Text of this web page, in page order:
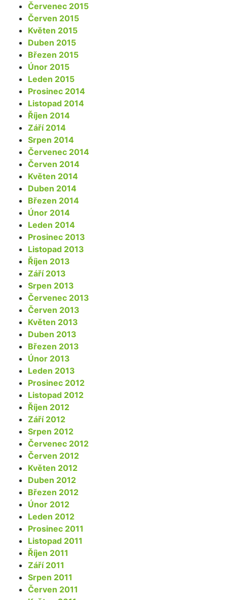
Červenec 2015
Červen 2015
Květen 2015
Duben 2015
Březen 2015
Únor 2015
Leden 2015
Prosinec 2014
Listopad 2014
Říjen 2014
Září 2014
Srpen 2014
Červenec 2014
Červen 2014
Květen 2014
Duben 2014
Březen 2014
Únor 2014
Leden 2014
Prosinec 2013
Listopad 2013
Říjen 2013
Září 2013
Srpen 2013
Červenec 2013
Červen 2013
Květen 2013
Duben 2013
Březen 2013
Únor 2013
Leden 2013
Prosinec 2012
Listopad 2012
Říjen 2012
Září 2012
Srpen 2012
Červenec 2012
Červen 2012
Květen 2012
Duben 2012
Březen 2012
Únor 2012
Leden 2012
Prosinec 2011
Listopad 2011
Říjen 2011
Září 2011
Srpen 2011
Červen 2011